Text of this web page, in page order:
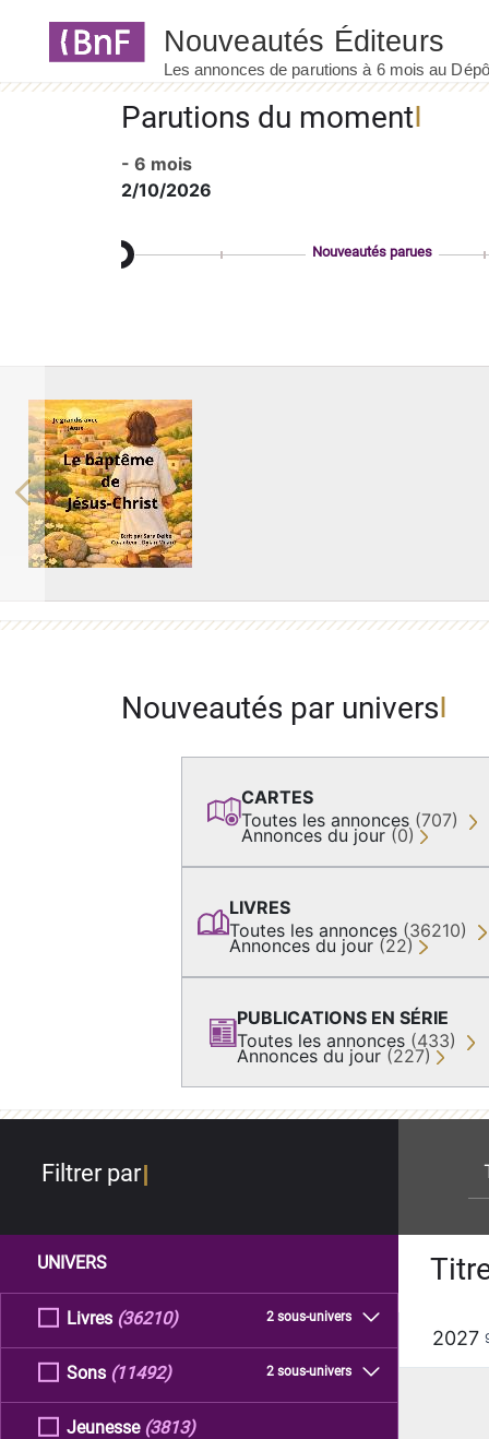
Parutions du moment
- 6 mois
2/10/2026
Nouveautés parues
Previous
Nouveautés par univers
CARTES
Toutes les annonces (707)
Annonces du jour (0)
LIVRES
Toutes les annonces (36210)
Annonces du jour (22)
PUBLICATIONS EN SÉRIE
Toutes les annonces (433)
Annonces du jour (227)
Filtrer par
UNIVERS
Livres 2 sous-univers
(36210)
Sons 2 sous-univers
(11492)
Jeunesse (3813)
2027